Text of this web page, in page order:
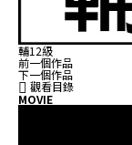
輔12級
前一個作品
下一個作品
觀看目錄
MOVIE